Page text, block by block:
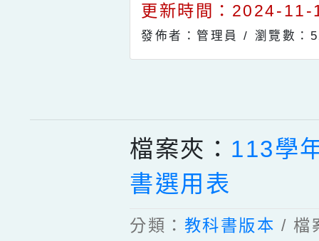
更新時間：2024-
發佈者：管理員 / 瀏覽數：
檔案夾： 113學
書選用表
分類： 教科書版本 / 檔